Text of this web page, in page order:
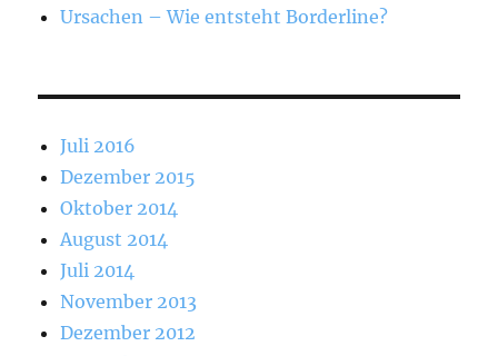
Ursachen – Wie entsteht Borderline?
Juli 2016
Dezember 2015
Oktober 2014
August 2014
Juli 2014
November 2013
Dezember 2012